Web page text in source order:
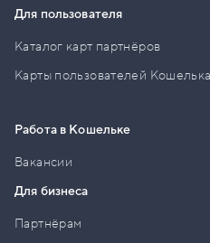
Для пользователя
Каталог карт партнёров
Карты пользователей Кошелька
Работа в Кошельке
Вакансии
Для бизнеса
Партнёрам